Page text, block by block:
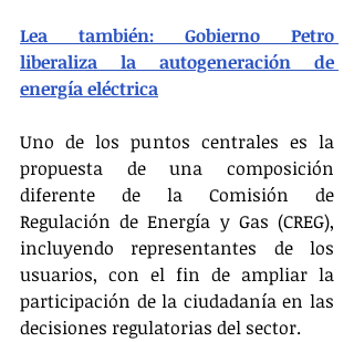
Lea también: Gobierno Petro
liberaliza la autogeneración de
energía eléctrica
Uno de los puntos centrales es la
propuesta de una composición
diferente de la Comisión de
Regulación de Energía y Gas (CREG),
incluyendo representantes de los
usuarios, con el fin de ampliar la
participación de la ciudadanía en las
decisiones regulatorias del sector.